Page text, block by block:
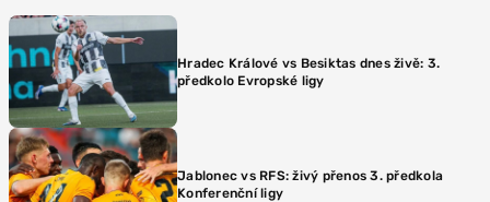
Hradec Králové vs Besiktas dnes živě: 3.
předkolo Evropské ligy
Jablonec vs RFS: živý přenos 3. předkola
Konferenční ligy